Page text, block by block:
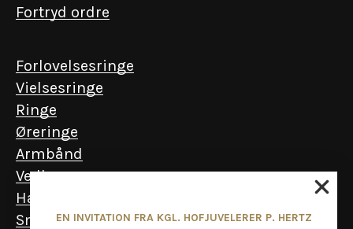
Fortryd ordre
Forlovelsesringe
Vielsesringe
Ringe
Øreringe
Armbånd
Vedhæng
Halskæder
Smykker til mænd
EN INVITATION FRA KGL. HOFJUVELERER P. HERTZ